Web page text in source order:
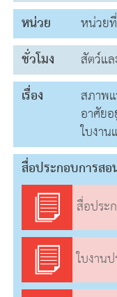
หน่วย
หน่วย
ชั่วโมง
สัตว์แ
เรื่อง
สภาพ
อาศัย
ใบงา
สื่อประกอบการส
สื่อประกอบการส
ใบงานประกอบกา